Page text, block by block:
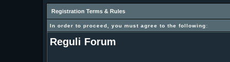
Registration Terms & Rules
In order to proceed, you must agree to the following:
Reguli Forum